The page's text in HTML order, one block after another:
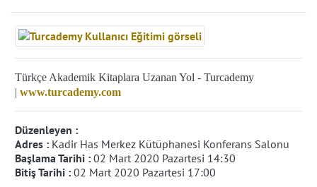
Türkçe Akademik Kitaplara Uzanan Yol - Turcademy
| www.turcademy.com
Düzenleyen :
Adres : Kadir Has Merkez Kütüphanesi Konferans Salonu
Başlama Tarihi : 02 Mart 2020 Pazartesi 14:30
Bitiş Tarihi : 02 Mart 2020 Pazartesi 17:00